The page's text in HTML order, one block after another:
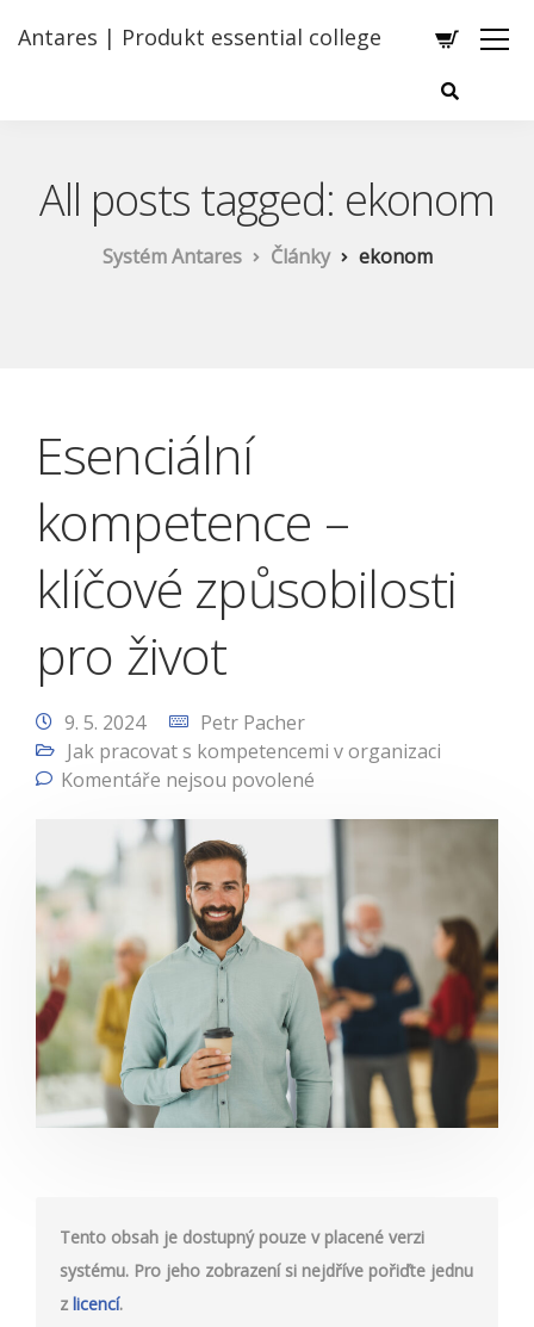
Antares | Produkt essential college
All posts tagged: ekonom
Systém Antares Články ekonom
Esenciální
kompetence –
klíčové způsobilosti
pro život
9. 5. 2024
Petr Pacher
Jak pracovat s kompetencemi v organizaci
Komentáře nejsou povolené
Tento obsah je dostupný pouze v placené verzi
systému. Pro jeho zobrazení si nejdříve pořiďte jednu
z licencí.